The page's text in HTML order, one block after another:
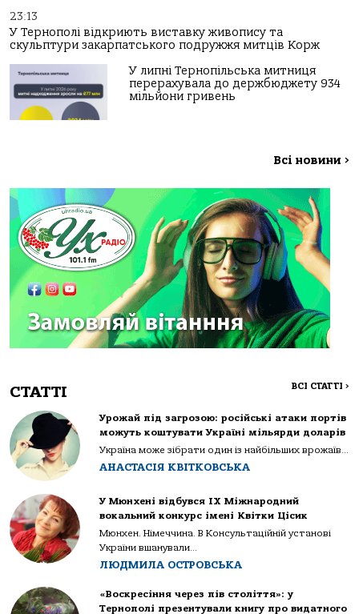
23:13
У Тернополі відкриють виставку живопису та
скульптури закарпатського подружжя митців Корж
У липні Тернопільська митниця
перерахувала до держбюджету 934
мільйони гривень
Всі новини >
СТАТТІ ВСІ СТАТТІ >
Урожай під загрозою: російські атаки портів
можуть коштувати Україні мільярди доларів
Україна може зібрати один із найбільших врожаїв...
АНАСТАСІЯ КВІТКОВСЬКА
У Мюнхені відбувся IX Міжнародний
вокальний конкурс імені Квітки Цісик
Мюнхен. Німеччина. В Консультаційній установі
України вшанували...
ЛЮДМИЛА ОСТРОВСЬКА
«Воскресіння через пів століття»: у
Тернополі презентували книгу про видатного